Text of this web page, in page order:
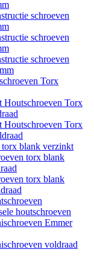
schroeven
schroeven
schroeven
Torx
Torx
Torx
torx blank verzinkt
torx blank
torx blank
houtschroeven
Emmer
voldraad